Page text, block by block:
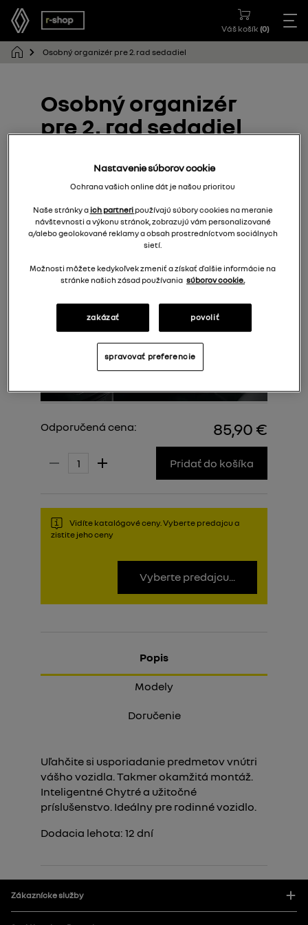
Váš košík (0)
Osobný organizér pre 2. rad sedadiel
Osobný organizér
pre 2. rad sedadiel
Odporučená cena: 85,90 €
Pridať do košíka
Vidíte katalógové ceny. Vyberte predajcu a
zistite jeho ceny
Vyberte predajcu...
Popis
Modely
Doručenie
Uľahčite si usporiadanie predmetov vnútri
vášho vozidla. Takmer okamžitá montáž.
Inteligentné Chytré a užitočné
príslušenstvo. Ideálny pre rodinné vozidlo.
Dodacia lehota: 12 dní
Zákaznícke služby
Nastavenie súborov cookie
Ochrana vašich online dát je našou prioritou
Naše stránky a ich partneri používajú súbory cookies na meranie
návštevnosti a výkonu stránok, zobrazujú vám personalizované
a/alebo geolokované reklamy a obsah prostredníctvom sociálnych
sietí.
Možnosti môžete kedykoľvek zmeniť a získať ďalšie informácie na
stránke našich zásad používania súborov cookie.
zakázať povoliť
spravovať preferencie